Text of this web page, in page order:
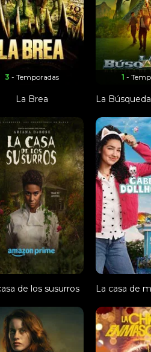
3 - Temporadas
La Brea
1-
de los susurros